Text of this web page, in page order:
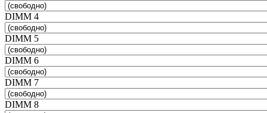
DIMM 4
DIMM 5
DIMM 6
DIMM 7
DIMM 8